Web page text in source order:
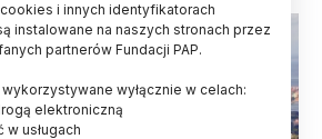
i innych identyfikatorach
instalowane na naszych stronach przez
partnerów Fundacji PAP.
wyłącznie w celach:
elektroniczną
w usługach